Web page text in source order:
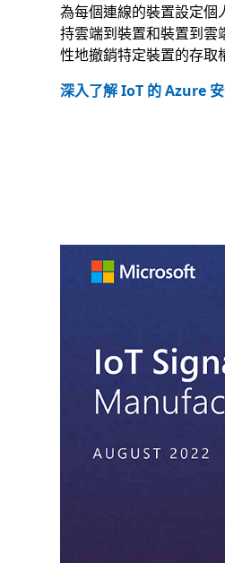
為每個連線的裝置設定個
持雲端到裝置和裝置到雲
性地撤銷特定裝置的存取
深入了解 IoT 的 Azure